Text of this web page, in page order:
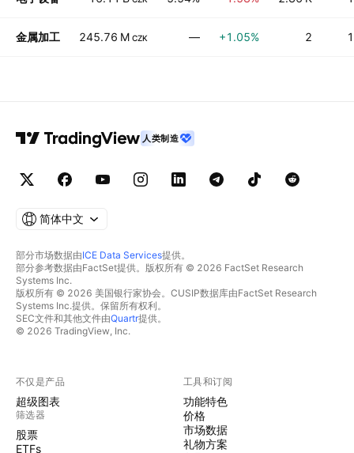
金属加工 245.76 M CZK — +1.05% 2 1
人类制造
简体中文
部分市场数据由ICE Data Services提供。
部分参考数据由FactSet提供。版权所有 © 2026 FactSet Research
Systems Inc.
版权所有 © 2026 美国银行家协会。CUSIP数据库由FactSet Research
Systems Inc.提供。保留所有权利。
SEC文件和其他文件由Quartr提供。
© 2026 TradingView, Inc.
不仅是产品
超级图表
筛选器
股票
ETFs
工具和订阅
功能特色
价格
市场数据
礼物方案